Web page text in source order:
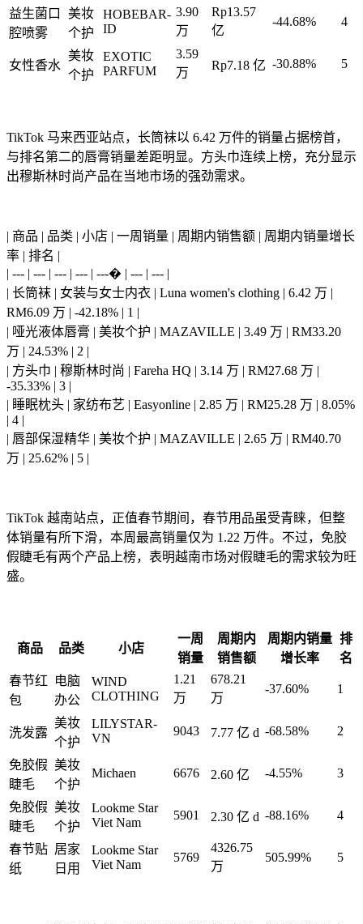
益生菌口
腔喷雾
美妆
个护
HOBEBAR-
ID
3.90
万
Rp13.57
亿
-44.68% 4
女性香水
美妆
个护
EXOTIC
PARFUM
3.59
万
Rp7.18 亿 -30.88% 5
TikTok 马来西亚站点，长筒袜以 6.42 万件的销量占据榜首，
与排名第二的唇膏销量差距明显。方头巾连续上榜，充分显示
出穆斯林时尚产品在当地市场的强劲需求。
| 商品 | 品类 | 小店 | 一周销量 | 周期内销售额 | 周期内销量增长
率 | 排名 |
| --- | --- | --- | --- | ---� | --- | --- |
| 长筒袜 | 女装与女士内衣 | Luna women's clothing | 6.42 万 |
RM6.09 万 | -42.18% | 1 |
| 哑光液体唇膏 | 美妆个护 | MAZAVILLE | 3.49 万 | RM33.20
万 | 24.53% | 2 |
| 方头巾 | 穆斯林时尚 | Fareha HQ | 3.14 万 | RM27.68 万 |
-35.33% | 3 |
| 睡眠枕头 | 家纺布艺 | Easyonline | 2.85 万 | RM25.28 万 | 8.05%
| 4 |
| 唇部保湿精华 | 美妆个护 | MAZAVILLE | 2.65 万 | RM40.70
万 | 25.62% | 5 |
TikTok 越南站点，正值春节期间，春节用品虽受青睐，但整
体销量有所下滑，本周最高销量仅为 1.22 万件。不过，免胶
假睫毛有两个产品上榜，表明越南市场对假睫毛的需求较为旺
盛。
商品 品类 小店
一周
销量
周期内
销售额
周期内销量
增长率
排
名
春节红
包
电脑
办公
WIND
CLOTHING
1.21
万
678.21
万
-37.60% 1
洗发露
美妆
个护
LILYSTAR-
VN
9043 7.77 亿 d -68.58% 2
免胶假
睫毛
美妆
个护
Michaen 6676 2.60 亿 -4.55% 3
免胶假
睫毛
美妆
个护
Lookme Star
Viet Nam
5901 2.30 亿 d -88.16% 4
春节贴
纸
居家
日用
Lookme Star
Viet Nam
5769
4326.75
万
505.99% 5